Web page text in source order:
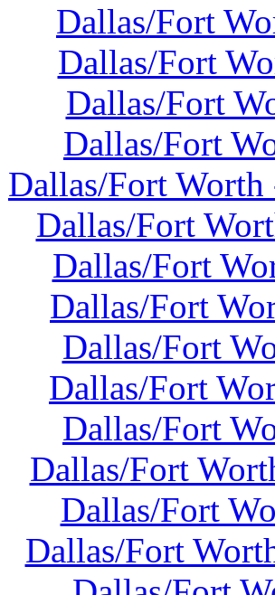
Dallas/Fort
Dallas/Fort
Dallas/Fort
Dallas/Fort
Dallas/Fort
Dallas/Fort
Dallas/Fort
Dallas/Fort
Dallas/Fort
Dallas/Fort
Dallas/Fort
Dallas/Fort
Dallas/Fort
Dallas/Fort